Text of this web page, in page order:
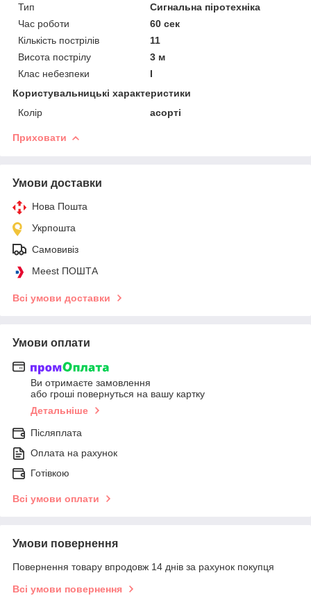
Тип
Сигнальна піротехніка
Час роботи
60 сек
Кількість пострілів
11
Висота пострілу
3 м
Клас небезпеки
I
Користувальницькі характеристики
Колір
асорті
Приховати
Умови доставки
Нова Пошта
Укрпошта
Самовивіз
Meest ПОШТА
Всі умови доставки
Умови оплати
Ви отримаєте замовлення
або гроші повернуться на вашу картку
Детальніше
Післяплата
Оплата на рахунок
Готівкою
Всі умови оплати
Умови повернення
Повернення товару впродовж 14 днів за рахунок покупця
Всі умови повернення